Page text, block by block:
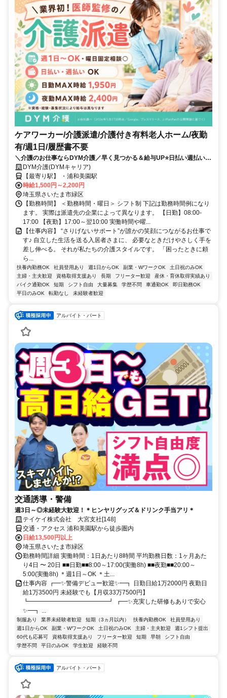
ケアワーカー/介護派遣/介護付き有料老人ホーム/夜勤
有/週1日/履歴書不要
＼介護のお仕事ならDYM介護／早く見つかる＆給与UP⭐️日払い週払い
OK⭐️希望シフトで無理なく働ける✨
DYM介護(DYMキャリア)
【最寄り駅】 ・浦和美園駅
時給1,500円～2,200円
埼玉県さいたま市緑区
【勤務時間】 ＜勤務時間・曜日＞ シフト制 下記は勤務時間例になり
ます。 実際は派遣先の企業によって異なります。 【日勤】08:00-
17:00 【夜勤】17:00～翌10:00 実働時間や曜...
【仕事内容】 “さりげないサポート”が誰かの笑顔につながるお仕事で
す♪ 自立した生活を送る入居者さまに、 必要なときだけやさしく手を
差し伸べる。 それが私たちの介護スタイルです。 「困ったときに頼
ら...
扶養内勤務OK 社員登用あり 週1日からOK 副業・WワークOK
土日祝のみOK
主婦・主夫歓迎
資格取得支援あり 長期 フリーター歓迎
産休・育休取得実績あり
バイク通勤OK
短期 シフト自由 大量募集 学歴不問 車通勤OK
即日勤務OK
平日のみOK
転勤なし 未経験者歓迎
アルバイト・パート
交通誘導・警備
週3日～◎未経験大歓迎！＊ヒンヤリグッズ＆ドリンク手当アリ＊
テイケイ株式会社 大宮支社[148]
交通・アクセス 浦和美園駅から徒歩圏内
日給13,500円以上
埼玉県さいたま市緑区
勤務時間詳細 実働時間：1日あたり8時間 平均勤務日数：1ヶ月あた
り4日 〜 20日 ■■日勤■■8:00～17:00(実働8h) ■■夜勤■■20:00～
5:00(実働8h) ＊週1日～OK ＊土...
仕事内容 ┏━✨警備デビュー歓迎✨━┓ 日勤日給1万2000円 夜勤日
給1万3500円 未経験でも【月収33万7500円】
┗━━━━━━━━━━━━━┛ ┏━✨充実した研修もありで安心
✨━┓ ...
制服あり 業界未経験者歓迎 短期（3ヵ月以内） 扶養内勤務OK
社員登用あり
週1日からOK
副業・WワークOK 土日祝のみOK 主婦・主夫歓迎
週1シフト提出
60代も応募可
資格取得支援あり フリーター歓迎 短期 早朝
シフト自由
学歴不問
平日のみOK 学生歓迎 経験不問
アルバイト・パート